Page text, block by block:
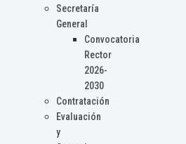
Secretaría
General
Convocatoria
Rector
2026-
2030
Contratación
Evaluación
y